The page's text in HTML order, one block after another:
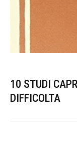
10 STUDI
DIFFICOLTA